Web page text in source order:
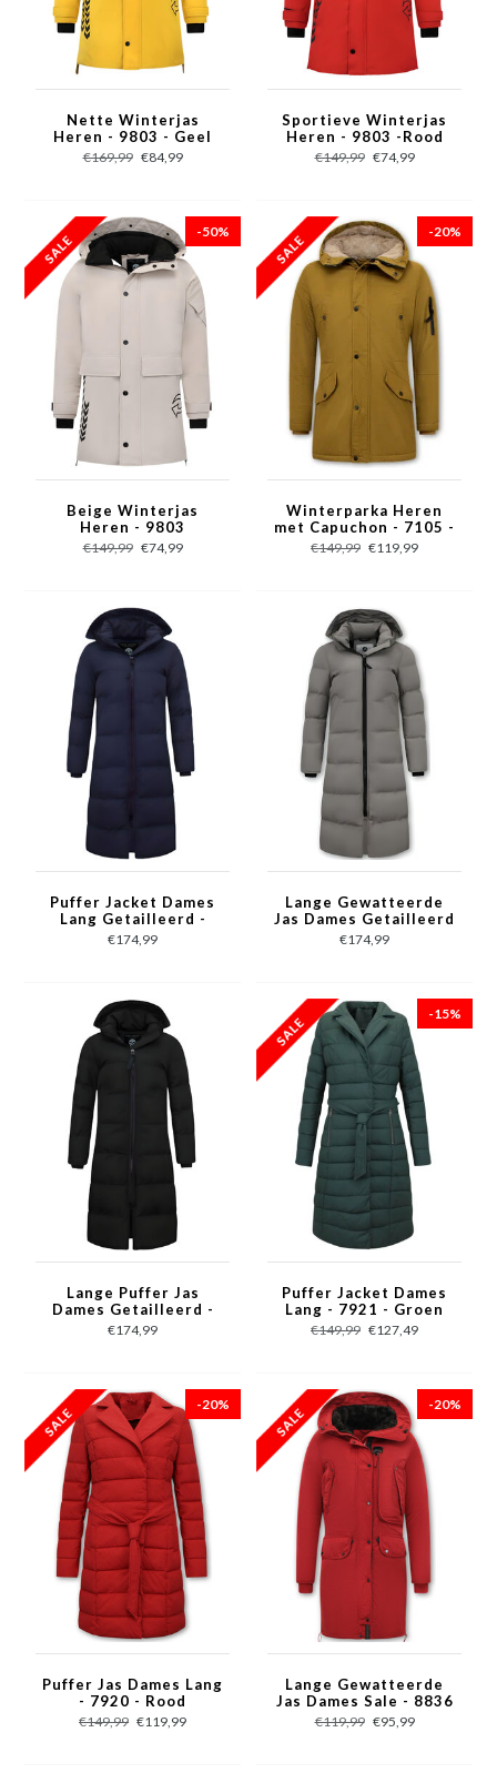
Nette Winterjas
Heren - 9803 - Geel
€169,99 €84,99
Sportieve Winterjas
Heren - 9803 -Rood
€149,99 €74,99
-50%
Beige Winterjas
Heren - 9803
€149,99 €74,99
-20%
Winterparka Heren
met Capuchon - 7105 -
Geel
€149,99 €119,99
Puffer Jacket Dames
Lang Getailleerd -
8606 - Blauw
€174,99
Lange Gewatteerde
Jas Dames Getailleerd
- 8606 - Grijs
€174,99
Lange Puffer Jas
Dames Getailleerd -
8606ZCNW- Zwart
€174,99
-15%
Puffer Jacket Dames
Lang - 7921 - Groen
€149,99 €127,49
-20%
Puffer Jas Dames Lang
- 7920 - Rood
€149,99 €119,99
-20%
Lange Gewatteerde
Jas Dames Sale - 8836
- Rood
€119,99 €95,99